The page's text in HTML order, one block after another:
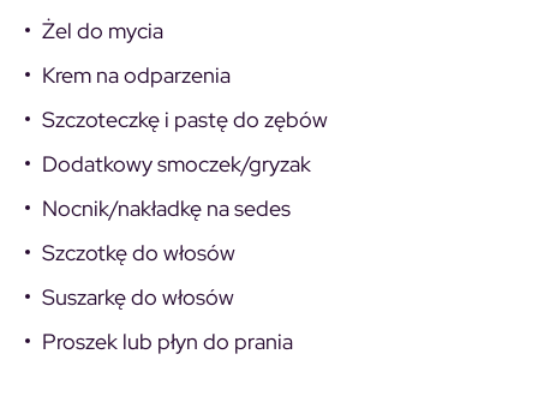
Żel do mycia
Krem na odparzenia
Szczoteczkę i pastę do zębów
Dodatkowy smoczek/gryzak
Nocnik/nakładkę na sedes
Szczotkę do włosów
Suszarkę do włosów
Proszek lub płyn do prania